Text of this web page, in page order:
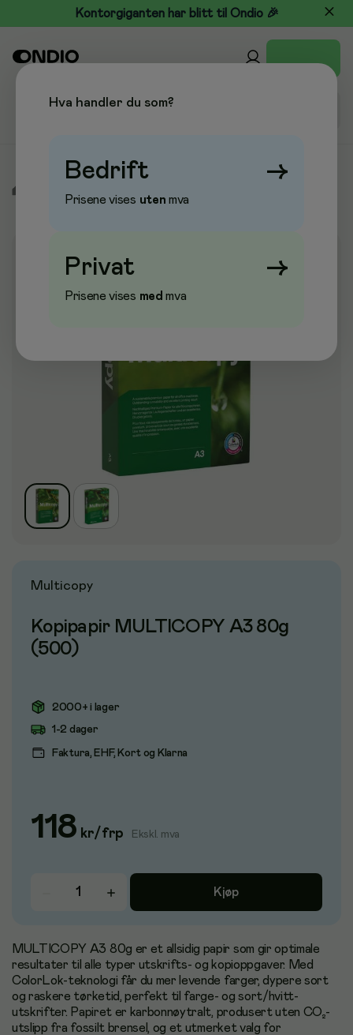
Kontorgiganten har blitt til Ondio 🎉
Multicopy
Kopipapir MULTICOPY A3 80g
(500)
2000+ i lager
1-2 dager
Faktura, EHF, Kort og Klarna
118 kr/frp Ekskl. mva
Kjøp
MULTICOPY A3 80g er et allsidig papir som gir optimale
resultater til alle typer utskrifts- og kopioppgaver. Med
ColorLok-teknologi får du mer levende farger, dypere sort
og raskere tørketid, perfekt til farge- og sort/hvitt-
utskrifter. Papiret er karbonnøytralt, produsert uten CO₂-
utslipp fra fossilt brensel, og et utmerket valg for
Hva handler du som?
Bedrift →
Prisene vises uten mva
Privat →
Prisene vises med mva